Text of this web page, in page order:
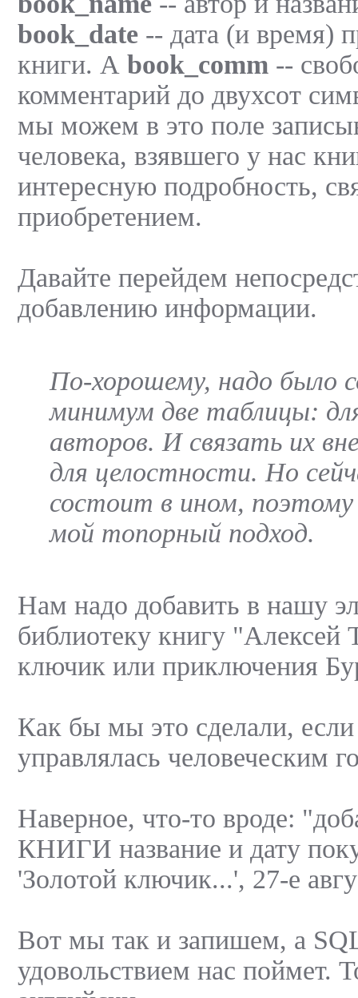
book_date -- дата (и время)
книги. А book_comm --
комментарий до двухсот
мы можем в это поле
человека, взявшего у нас
интересную подробность,
приобретением.
Давайте перейдем
добавлению информации.
По-хорошему, надо было
минимум две таблицы:
авторов. И связать их
для целостности. Но
состоит в ином,
мой топорный подход.
Нам надо добавить в нашу
библиотеку книгу "Алексей
ключик или приключения
Как бы мы это сделали,
управлялась человеческим
Наверное, что-то вроде:
КНИГИ название и дату
'Золотой ключик...', 27-е
Вот мы так и запишем, а
удовольствием нас поймет.